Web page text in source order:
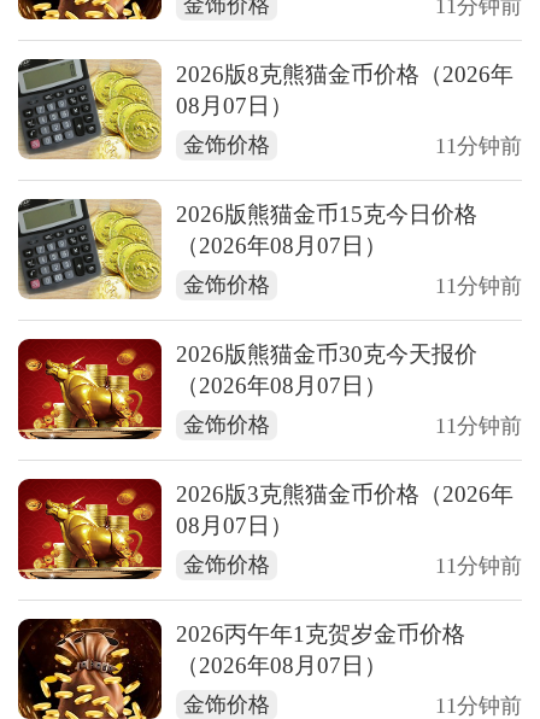
金饰价格 11分钟前
2026版8克熊猫金币价格（2026年
08月07日）
金饰价格 11分钟前
2026版熊猫金币15克今日价格
（2026年08月07日）
金饰价格 11分钟前
2026版熊猫金币30克今天报价
（2026年08月07日）
金饰价格 11分钟前
2026版3克熊猫金币价格（2026年
08月07日）
金饰价格 11分钟前
2026丙午年1克贺岁金币价格
（2026年08月07日）
金饰价格 11分钟前